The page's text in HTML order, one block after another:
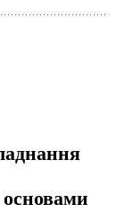
ми